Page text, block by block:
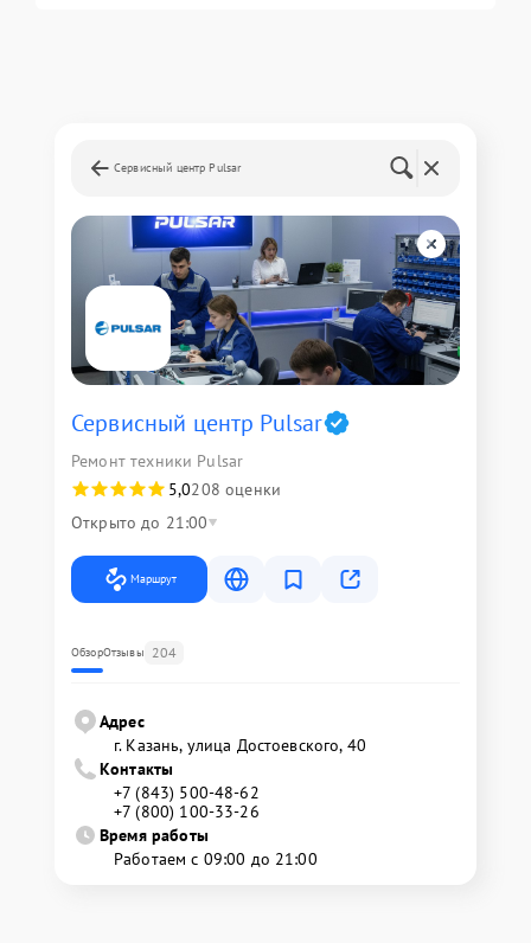
Сервисный центр Pulsar
Сервисный центр Pulsar
Ремонт техники Pulsar
5,0208 оценки
Открыто до 21:00
Маршрут
ОбзорОтзывы 204
Адрес
г. Казань, улица Достоевского, 40
Контакты
+7 (843) 500-48-62
+7 (800) 100-33-26
Время работы
Работаем с 09:00 до 21:00